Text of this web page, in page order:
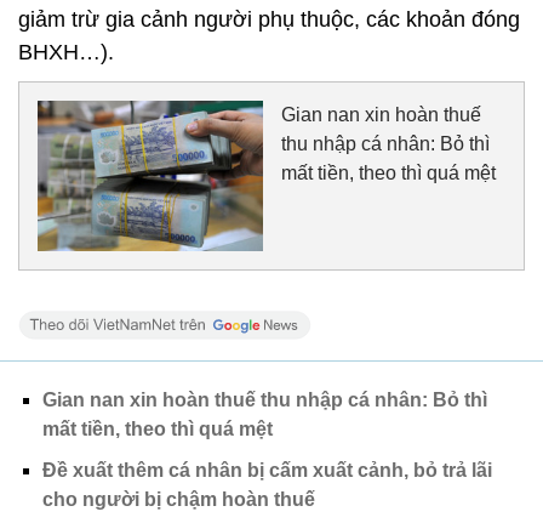
giảm trừ gia cảnh người phụ thuộc, các khoản đóng
BHXH…).
Gian nan xin hoàn thuế
thu nhập cá nhân: Bỏ thì
mất tiền, theo thì quá mệt
Gian nan xin hoàn thuế thu nhập cá nhân: Bỏ thì
mất tiền, theo thì quá mệt
Đề xuất thêm cá nhân bị cấm xuất cảnh, bỏ trả lãi
cho người bị chậm hoàn thuế